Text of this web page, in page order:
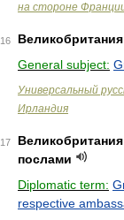
на стороне
16
General subject:
Универсальный
Ирландия
17
послами
Diplomatic term:
respective